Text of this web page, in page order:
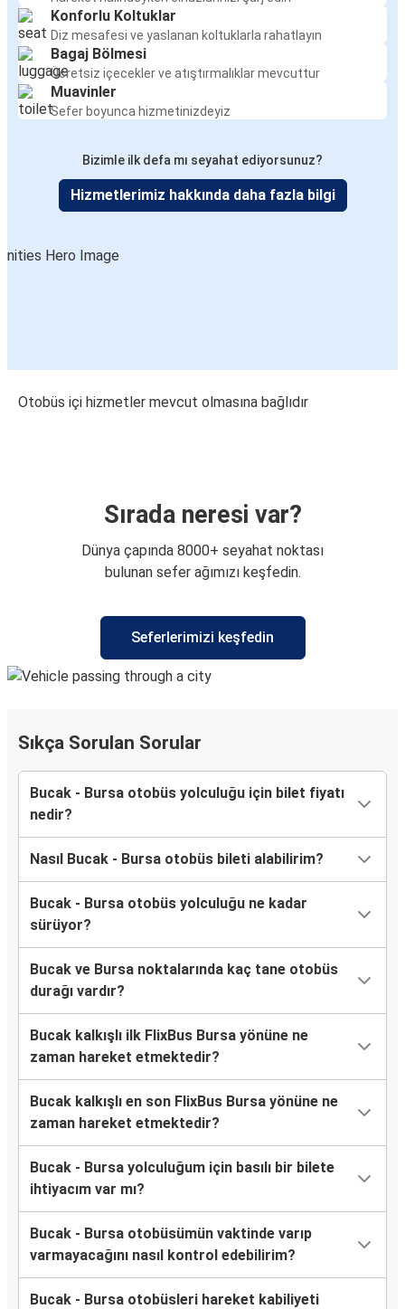
Konforlu Koltuklar
Diz mesafesi ve yaslanan koltuklarla rahatlayın
Bagaj Bölmesi
Ücretsiz içecekler ve atıştırmalıklar mevcuttur
Muavinler
Sefer boyunca hizmetinizdeyiz
Bizimle ilk defa mı seyahat ediyorsunuz?
Hizmetlerimiz hakkında daha fazla bilgi
Otobüs içi hizmetler mevcut olmasına bağlıdır
Sırada neresi var?
Dünya çapında 8000+ seyahat noktası
bulunan sefer ağımızı keşfedin.
Seferlerimizi keşfedin
Sıkça Sorulan Sorular
Bucak - Bursa otobüs yolculuğu için bilet fiyatı
nedir?
Nasıl Bucak - Bursa otobüs bileti alabilirim?
Bucak - Bursa otobüs yolculuğu ne kadar
sürüyor?
Bucak ve Bursa noktalarında kaç tane otobüs
durağı vardır?
Bucak kalkışlı ilk FlixBus Bursa yönüne ne
zaman hareket etmektedir?
Bucak kalkışlı en son FlixBus Bursa yönüne ne
zaman hareket etmektedir?
Bucak - Bursa yolculuğum için basılı bir bilete
ihtiyacım var mı?
Bucak - Bursa otobüsümün vaktinde varıp
varmayacağını nasıl kontrol edebilirim?
Bucak - Bursa otobüsleri hareket kabiliyeti